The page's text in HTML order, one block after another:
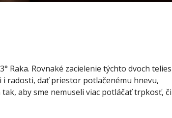
Raka. Rovnaké zacielenie týchto dvoch telies
radosti, dať priestor potlačenému hnevu,
aby sme nemuseli viac potláčať trpkosť, či